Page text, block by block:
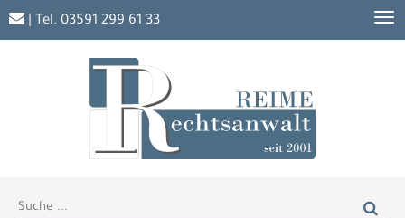
| Tel. 03591 299 61 33